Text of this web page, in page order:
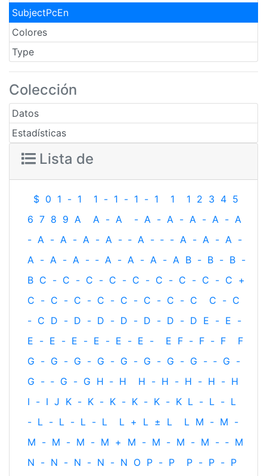
SubjectPcEn
Colores
Type
Colección
Datos
Estadísticas
Lista de
$ 0 1 - 1 1 - 1 - 1 - 1 1 1 2 3 4 5
6 7 8 9 A A - A - A - A - A - A - A
- A - A - A - A - ‐ A - ‐ - A - A - A -
A - A - A - ‐ A - A - A - A B - B - B -
B C - C - C - C - C - C - C - C - C +
C - C - C - C - C - C - C - C C - C
- C D - D - D - D - D - D - D E - E -
E - E - E - E - E - E - E F - F - F
F
G - G - G - G - G - G - G - G - ‐ G -
G - ‐ G - G H ‐ H H - H - H - H - H
I - I J K - K - K - K - K - K L - L - L
- L - L - L - L L + L ± L L M - M -
M - M - M - M + M - M - M - M - ‐ M
N - N - N - N - N O P - P P - P - P